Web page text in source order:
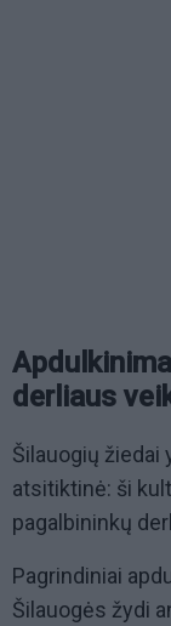
derliaus
Šilauogių žiedai
atsitiktinė: ši
pagalbininkų
Pagrindiniai
Šilauogės žydi